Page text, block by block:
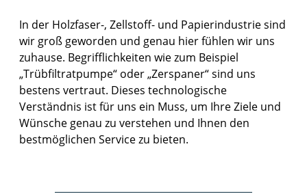
In der Holzfaser-, Zellstoff- und Papierindustrie sind
wir groß geworden und genau hier fühlen wir uns
zuhause. Begrifflichkeiten wie zum Beispiel
„Trübfiltratpumpe“ oder „Zerspaner“ sind uns
bestens vertraut. Dieses technologische
Verständnis ist für uns ein Muss, um Ihre Ziele und
Wünsche genau zu verstehen und Ihnen den
bestmöglichen Service zu bieten.